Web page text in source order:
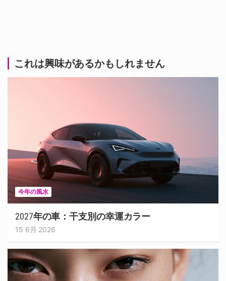
これは興味があるかもしれません
今年の風水
2027年の車：干支別の幸運カラー
15 6月 2026